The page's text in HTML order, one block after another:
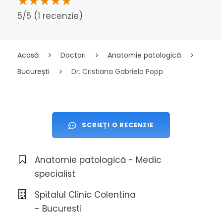
5/5 (1 recenzie)
Acasă Doctori
Anatomie patologică
București
Dr. Cristiana Gabriela Popp
SCRIEȚI O RECENZIE
Anatomie patologică - Medic
specialist
Spitalul Clinic Colentina
- Bucuresti